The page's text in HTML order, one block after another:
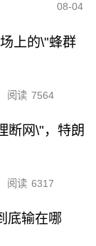
08-04
上的\"蜂群
阅读 7564
断网\"，特朗
阅读 6317
底输在哪